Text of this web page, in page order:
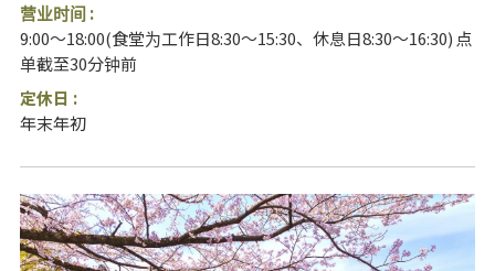
营业时间 :
9:00～18:00(食堂为工作日8:30～15:30、休息日8:30～16:30) 点
单截至30分钟前
定休日 :
年末年初